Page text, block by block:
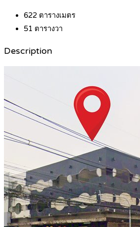
622 ตารางเมตร
51 ตารางวา
Description